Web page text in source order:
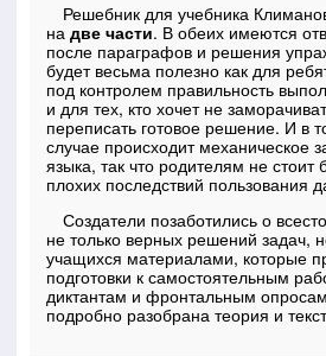
Решебник для учебника
надве части. В обеих имеются
после параграфов и решения
будет весьма полезно как для
под контролем правильность
и для тех, кто хочет не
переписать готовое решение. И в
случае происходит механическое
языка, так что родителям не стоит
плохих последствий пользования
Создатели позаботились о
не только верных решений задач,
учащихся материалами, которые
подготовки к самостоятельным
диктантам и фронтальным
подробно разобрана теория и